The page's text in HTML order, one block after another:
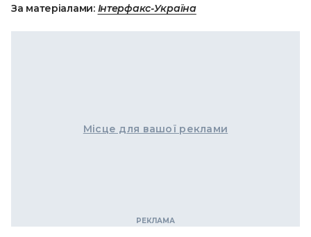
За матеріалами: Інтерфакс-Україна
Місце для вашої реклами